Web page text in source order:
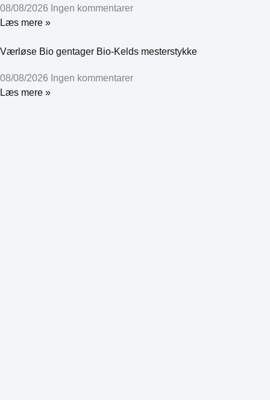
08/08/2026 Ingen kommentarer
Læs mere »
Værløse Bio gentager Bio-Kelds mesterstykke
08/08/2026 Ingen kommentarer
Læs mere »